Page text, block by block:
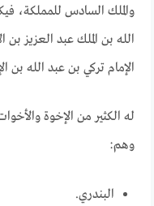
والملك السادس للمملكة،
الله بن الملك عبد العزيز
الإمام تركي بن عبد الله بن
له الكثير من الإخوة
وهم:
البندري.